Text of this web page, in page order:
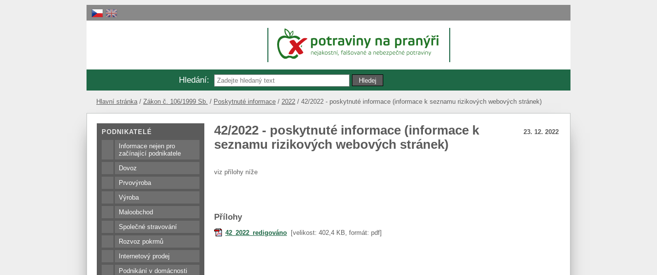
Hledání:
Hlavní stránka Zákon č. 106/1999 Sb. Poskytnuté informace 2022 42/2022 - poskytnuté informace (informace k seznamu rizikových webových stránek)
PODNIKATELÉ
Informace nejen pro
začínající podnikatele
Dovoz
Prvovýroba
Výroba
Maloobchod
Společné stravování
Rozvoz pokrmů
Internetový prodej
Podnikání v domácnosti
42/2022 - poskytnuté informace (informace k
seznamu rizikových webových stránek)
23. 12. 2022
viz přílohy níže
Přílohy
42_2022_redigováno [velikost: 402,4 KB, formát: pdf]